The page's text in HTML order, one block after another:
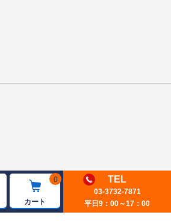
0
カート
TEL
03-3732-7871
平日9：00～17：00
ページトップへ